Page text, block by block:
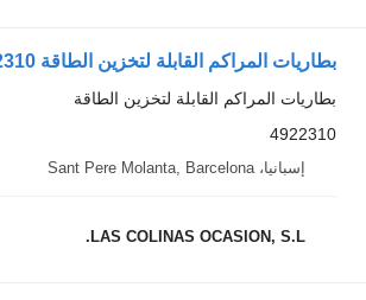
بطاريات المراكم القابلة لتخزين الطاقة 4922310 لـ الشاحنات IVECO EuroCargo
بطاريات المراكم القابلة لتخزين الطاقة
4922310
إسبانيا، Sant Pere Molanta, Barcelona
LAS COLINAS OCASION, S.L.